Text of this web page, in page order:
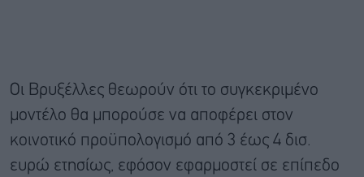
Οι Βρυξέλλες θεωρούν ότι το συγκεκριμένο
μοντέλο θα μπορούσε να αποφέρει στον
κοινοτικό προϋπολογισμό από 3 έως 4 δισ.
ευρώ ετησίως, εφόσον εφαρμοστεί σε επίπεδο